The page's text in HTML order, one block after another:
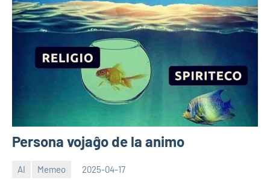
Persona vojaĝo de la animo
AI Memeo 2025-04-17